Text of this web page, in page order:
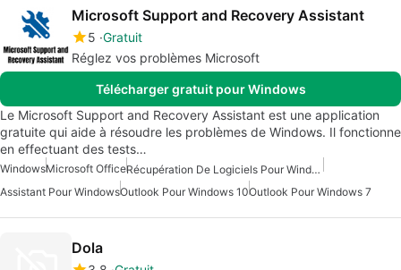
Microsoft Support and Recovery Assistant
5 Gratuit
Réglez vos problèmes Microsoft
Télécharger gratuit pour Windows
Le Microsoft Support and Recovery Assistant est une application
gratuite qui aide à résoudre les problèmes de Windows. Il fonctionne
en effectuant des tests…
WindowsMicrosoft Office
Récupération De Logiciels Pour Windows
Assistant Pour WindowsOutlook Pour Windows 10Outlook Pour Windows 7
Dola